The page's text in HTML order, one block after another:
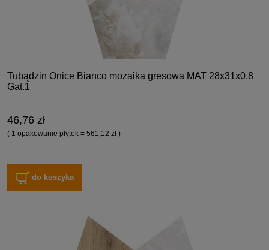
Tubądzin Onice Bianco mozaika gresowa MAT 28x31x0,8
Gat.1
46,76 zł
( 1 opakowanie płytek = 561,12 zł )
do koszyka